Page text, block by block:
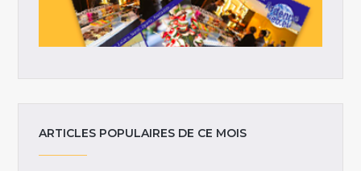
ARTICLES POPULAIRES DE CE MOIS